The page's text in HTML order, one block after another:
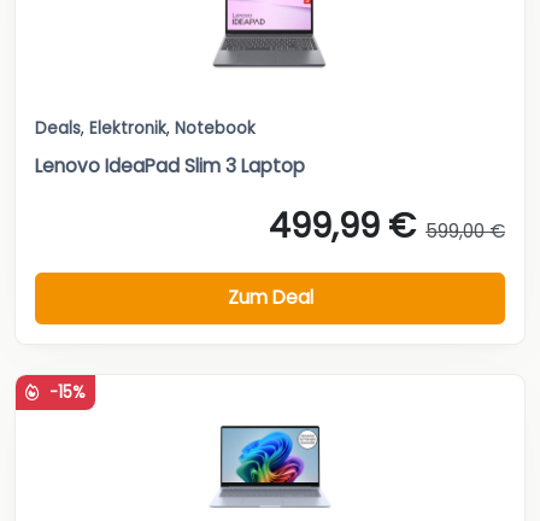
Deals, Elektronik, Notebook
Lenovo IdeaPad Slim 3 Laptop
499,99 € 599,00 €
Zum Deal
-15%